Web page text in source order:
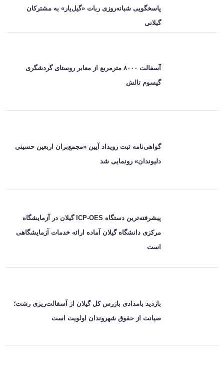
پاسخگویی شبانه‌روزی ربات «گیل‌یار» به مشترکان
گیلانی
آسفالت ۸۰۰۰ مترمربع از معابر روستای گردشگری
گیسوم تالش
گواهی‌نامه ثبت رویداد آیین «مجمع‌بران اربعین حسینی
دلیوندان» رونمایی شد
پیشرفته‌ترین دستگاه ICP-OES گیلان در آزمایشگاه
مرکزی دانشگاه گیلان آماده ارائه خدمات آزمایشگاهی
است
بازدید بامدادی بازرس کل گیلان از آسفالت‌ریزی رشت؛
صیانت از حقوق شهروندان اولویت است